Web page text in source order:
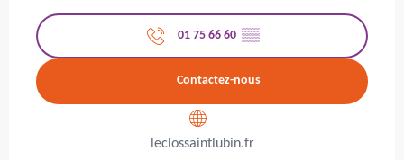
01 75 66 60 ▒▒
Contactez-nous
leclossaintlubin.fr